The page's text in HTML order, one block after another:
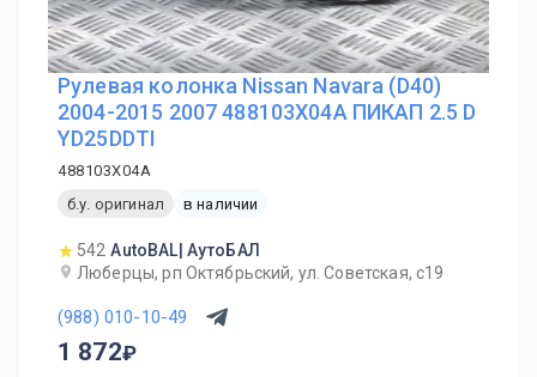
Рулевая колонка Nissan Navara (D40)
2004-2015 2007 488103X04A ПИКАП 2.5 D
YD25DDTI
488103X04A
б.у. оригинал
в наличии
542 AutoBAL| АутоБАЛ
Люберцы, рп Октябрьский, ул. Советская, с19
(988) 010-10-49
1 872